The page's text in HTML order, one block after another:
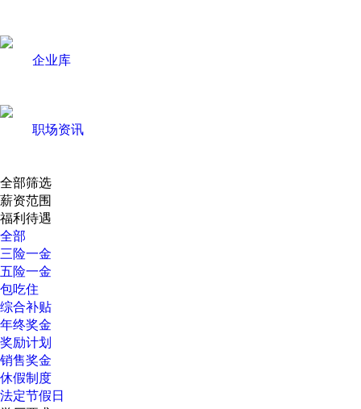
企业库
职场资讯
全部筛选
薪资范围
福利待遇
全部
三险一金
五险一金
包吃住
综合补贴
年终奖金
奖励计划
销售奖金
休假制度
法定节假日